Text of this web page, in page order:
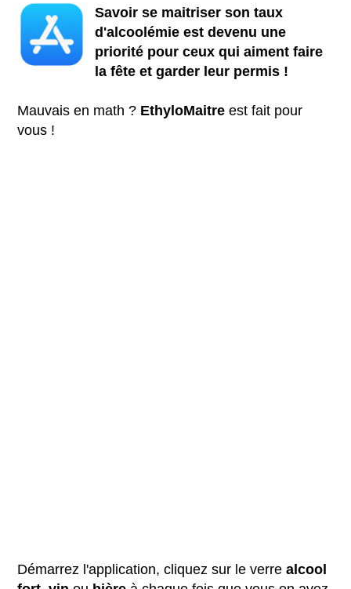
Savoir se maitriser son taux
d'alcoolémie est devenu une
priorité pour ceux qui aiment faire
la fête et garder leur permis !
Mauvais en math ? EthyloMaitre est fait pour
vous !
Démarrez l'application, cliquez sur le verrealcool